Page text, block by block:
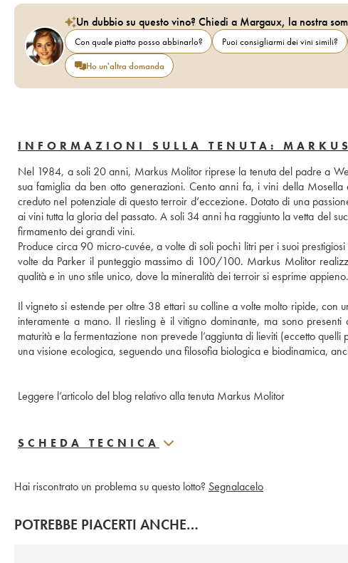
Un dubbio su questo vino? Chiedi a Margaux, la nostra
Con quale piatto posso abbinarlo? Puoi consigliarmi dei vini simili?
Ho un'altra domanda
INFORMAZIONI SULLA TENUTA:
Nel 1984, a soli 20 anni, Markus Molitor riprese la tenuta del padre a
sua famiglia da ben otto generazioni. Cento anni fa, i vini della
creduto nel potenziale di questo terroir d’eccezione. Dotato di una
ai vini tutta la gloria del passato. A soli 34 anni ha raggiunto la vetta del
firmamento dei grandi vini.
Produce circa 90 micro-cuvée, a volte di soli pochi litri per i suoi
volte da Parker il punteggio massimo di 100/100. Markus Molitor
qualità e in uno stile unico, dove la mineralità dei terroir si esprime appieno.
Il vigneto si estende per oltre 38 ettari su colline a volte molto ripide, con
interamente a mano. Il riesling è il vitigno dominante, ma sono
maturità e la fermentazione non prevede l’aggiunta di lieviti (eccetto
una visione ecologica, seguendo una filosofia biologica e biodinamica,
Leggere l’articolo del blog relativo alla tenuta Markus Molitor
SCHEDA TECNICA
Hai riscontrato un problema su questo lotto? Segnalacelo
POTREBBE PIACERTI ANCHE…